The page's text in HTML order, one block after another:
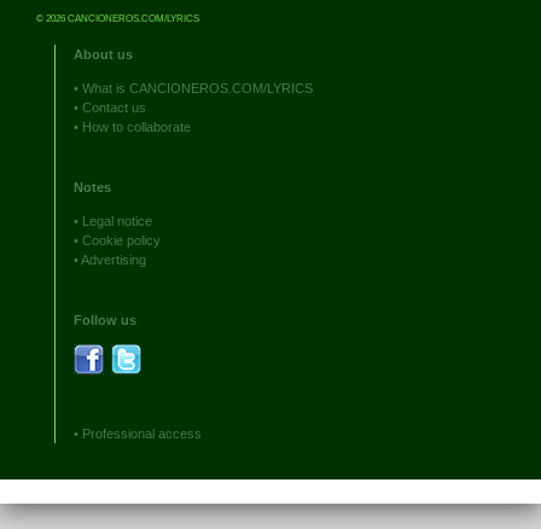
© 2026 CANCIONEROS.COM/LYRICS
About us
• What is CANCIONEROS.COM/LYRICS
• Contact us
• How to collaborate
Notes
•
Legal notice
• Cookie policy
•Advertising
Follow us
• Professional access